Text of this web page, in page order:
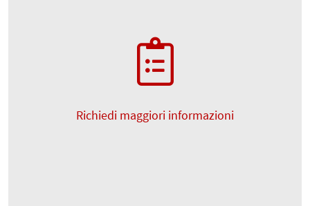
Richiedi maggiori informazioni